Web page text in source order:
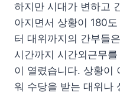
하지만 시대가 변하고
아지면서 상황이 180
터 대위까지의 간부들
시간까지 시간외근무
이 열렸습니다. 상황이
워 수당을 받는 대위나